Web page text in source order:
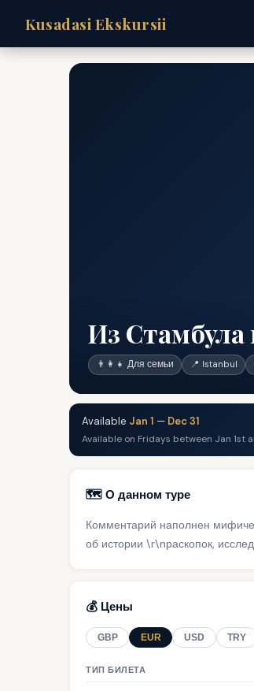
Kusadasi Ekskursii
Из
👨‍👩‍👧 Для семьи 📍 Istanbul
Available Jan 1 — Dec 31
Available on Fridays between Jan 1st
🗺️ О данном туре
Комментарий наполнен
об истории \r\nраскопок,
💰 Цены
GBP EUR USD TRY
ТИП БИЛЕТА